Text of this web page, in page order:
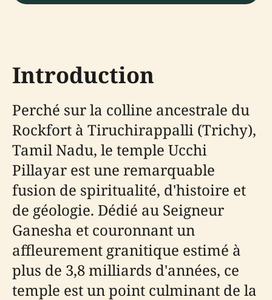
Introduction
Perché sur la colline ancestrale du
Rockfort à Tiruchirappalli (Trichy),
Tamil Nadu, le temple Ucchi
Pillayar est une remarquable
fusion de spiritualité, d'histoire et
de géologie. Dédié au Seigneur
Ganesha et couronnant un
affleurement granitique estimé à
plus de 3,8 milliards d'années, ce
temple est un point culminant de la